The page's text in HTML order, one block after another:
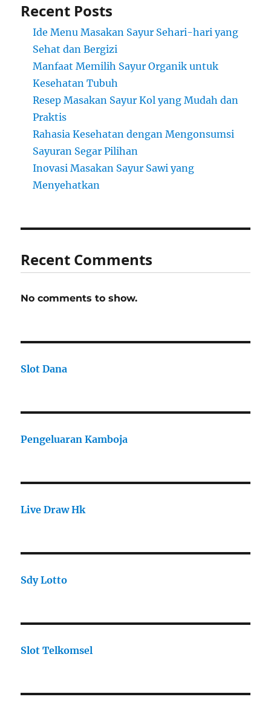
Recent Posts
Ide Menu Masakan Sayur Sehari-hari yang
Sehat dan Bergizi
Manfaat Memilih Sayur Organik untuk
Kesehatan Tubuh
Resep Masakan Sayur Kol yang Mudah dan
Praktis
Rahasia Kesehatan dengan Mengonsumsi
Sayuran Segar Pilihan
Inovasi Masakan Sayur Sawi yang
Menyehatkan
Recent Comments
No comments to show.
Slot Dana
Pengeluaran Kamboja
Live Draw Hk
Sdy Lotto
Slot Telkomsel